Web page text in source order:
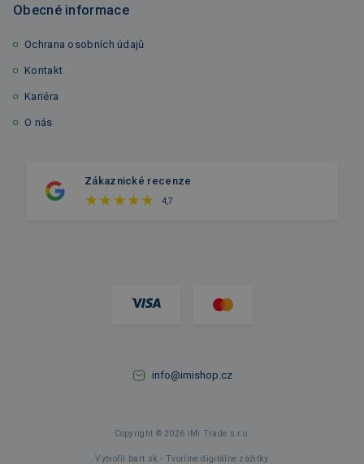
Obecné informace
Ochrana osobních údajů
Kontakt
Kariéra
O nás
Zákaznické recenze
4,7
info@imishop.cz
Copyright © 2026 iMi Trade s.r.o.
Vytvořil bart.sk - Tvoríme digitálne zážitky